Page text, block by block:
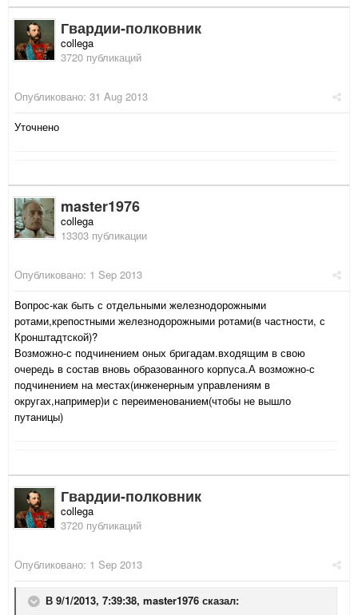
Гвардии-полковник
collega
3720 публикаций
Опубликовано: 31 Aug 2013
Уточнено
master1976
collega
13303 публикации
Опубликовано: 1 Sep 2013
Вопрос-как быть с отдельными железнодорожными
ротами,крепостными железнодорожными ротами(в частности, с
Кронштадтской)?
Возможно-с подчинением оных бригадам.входящим в свою
очередь в состав вновь образованного корпуса.А возможно-с
подчинением на местах(инженерным управлениям в
округах,например)и с переименованием(чтобы не вышло
путаницы)
Гвардии-полковник
collega
3720 публикаций
Опубликовано: 1 Sep 2013
В 9/1/2013, 7:39:38, master1976 сказал: